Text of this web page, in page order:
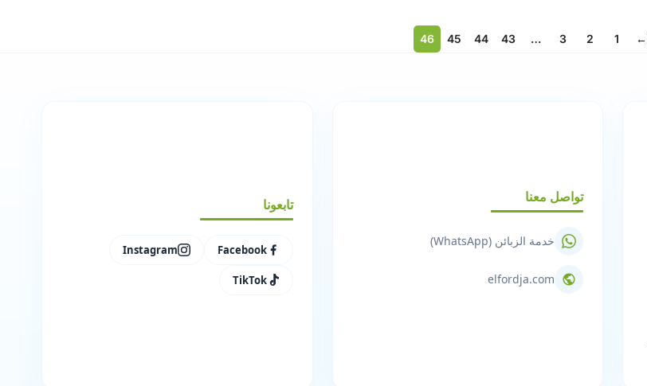
←
1
2
3
…
43
44
45
46
تواصل معنا
خدمة الزبائن (WhatsApp)
elfordja.com
تابعونا
Facebook
Instagram
TikTok